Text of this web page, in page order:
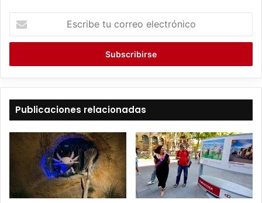
c
i
b
o
Publicaciones relacionadas